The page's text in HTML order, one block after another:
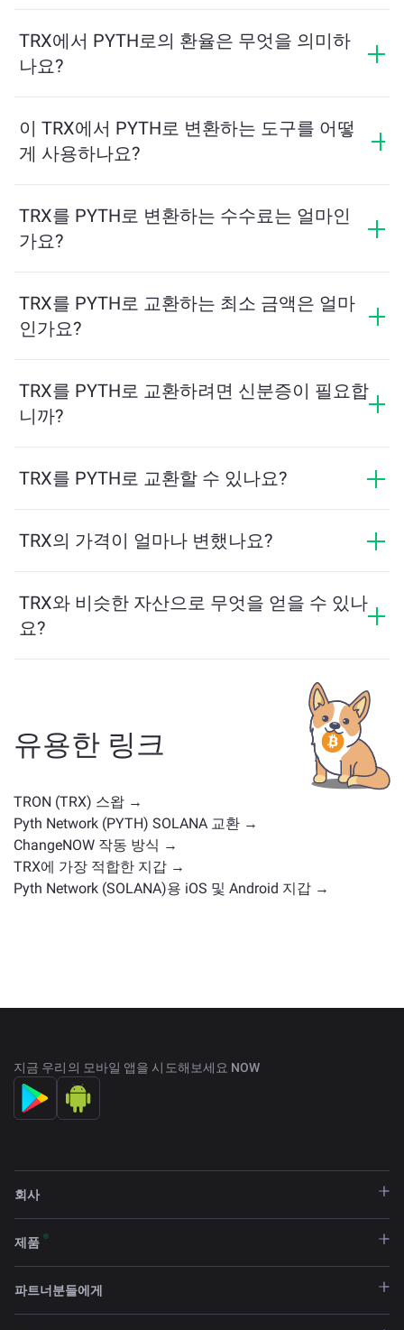
TRX에서 PYTH로의 환율은 무엇을 의미하
나요?
여줍니다. 이 환율은 시장 상황, 수요와 공급, 그리고 유동
성에 따라 변동합니다.
이 TRX에서 PYTH로 변환하는 도구를 어떻
게 사용하나요?
수량을 계산해줍니다. 그런 다음, 안내에 따라 거래를 완
료하세요.
TRX를 PYTH로 변환하는 수수료는 얼마인
가요?
라집니다. ChangeNOW는 숨겨진 수수료 없이 경쟁력 있
는 요금을 제공하며, 최종 금액은 거래를 확인하기 전에
표시됩니다.
TRX를 PYTH로 교환하는 최소 금액은 얼마
인가요?
다. 플랫폼은 원활한 거래를 보장하기 위해 필요한 최소
금액을 자동으로 계산합니다. 그러나 대부분의 경우, 최
소 금액은 2달러 상당입니다.
TRX를 PYTH로 교환하려면 신분증이 필요합
니까?
프로세스가 빠르고 익명입니다. 그러나 ChangeNOW Pro
세요!
TRX를 PYTH로 교환할 수 있나요?
도 교환할 수 있습니다. 또한 ChangeNOW는 멀티체인 브
TRX의 가격이 얼마나 변했나요?
다.
TRX와 비슷한 자산으로 무엇을 얻을 수 있나
요?
테이블코인, 유틸리티 토큰, 거버넌스 코인 또는 다른 유
형일 수 있습니다. 일반적인 대안으로는 유사한 사용 사
례나 시장 위치를 가진 다른 암호화폐가 포함됩니다.주
요 거래 페이지에서 교환 가능한 모든 자산을 확인하세
유용한 링크
TRON (TRX) 스왑 →
Pyth Network (PYTH) SOLANA 교환 →
ChangeNOW 작동 방식 →
TRX에 가장 적합한 지갑 →
Pyth Network (SOLANA)용 iOS 및 Android 지갑 →
지금 우리의 모바일 앱을 시도해보세요 NOW
회사
제품
파트너분들에게